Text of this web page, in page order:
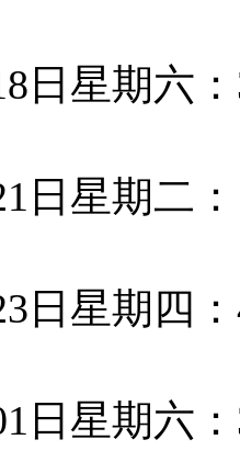
日星期六
日星期二
日星期四
日星期六